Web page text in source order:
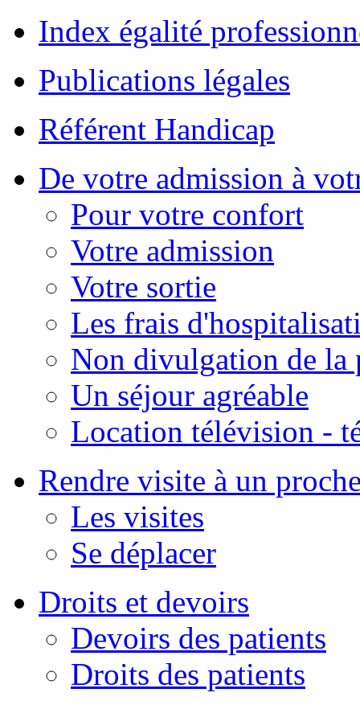
Index égalité
Publications légales
Référent Handicap
De votre admission à
Pour votre confort
Votre admission
Votre sortie
Les frais
Non divulgation de la
Un séjour agréable
Location télévision -
Rendre visite à un
Les visites
Se déplacer
Droits et devoirs
Devoirs des patients
Droits des patients